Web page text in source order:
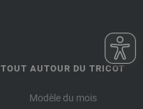
TOUT AUTOUR DU TRICOT
Modèle du mois